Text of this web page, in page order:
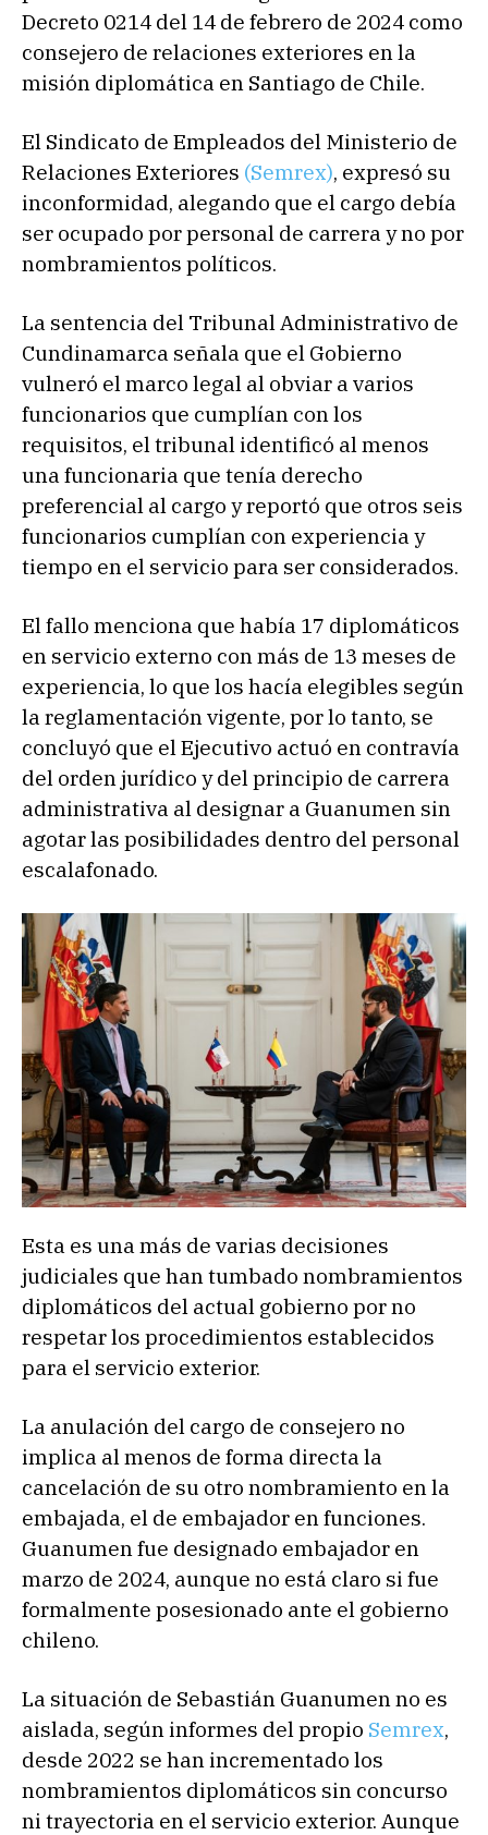
Decreto 0214 del 14 de febrero de 2024 como
consejero de relaciones exteriores en la
misión diplomática en Santiago de Chile.
El Sindicato de Empleados del Ministerio de
Relaciones Exteriores (Semrex), expresó su
inconformidad, alegando que el cargo debía
ser ocupado por personal de carrera y no por
nombramientos políticos.
La sentencia del Tribunal Administrativo de
Cundinamarca señala que el Gobierno
vulneró el marco legal al obviar a varios
funcionarios que cumplían con los
requisitos, el tribunal identificó al menos
una funcionaria que tenía derecho
preferencial al cargo y reportó que otros seis
funcionarios cumplían con experiencia y
tiempo en el servicio para ser considerados.
El fallo menciona que había 17 diplomáticos
en servicio externo con más de 13 meses de
experiencia, lo que los hacía elegibles según
la reglamentación vigente, por lo tanto, se
concluyó que el Ejecutivo actuó en contravía
del orden jurídico y del principio de carrera
administrativa al designar a Guanumen sin
agotar las posibilidades dentro del personal
escalafonado.
Esta es una más de varias decisiones
judiciales que han tumbado nombramientos
diplomáticos del actual gobierno por no
respetar los procedimientos establecidos
para el servicio exterior.
La anulación del cargo de consejero no
implica al menos de forma directa la
cancelación de su otro nombramiento en la
embajada, el de embajador en funciones.
Guanumen fue designado embajador en
marzo de 2024, aunque no está claro si fue
formalmente posesionado ante el gobierno
chileno.
La situación de Sebastián Guanumen no es
aislada, según informes del propio Semrex,
desde 2022 se han incrementado los
nombramientos diplomáticos sin concurso
ni trayectoria en el servicio exterior. Aunque